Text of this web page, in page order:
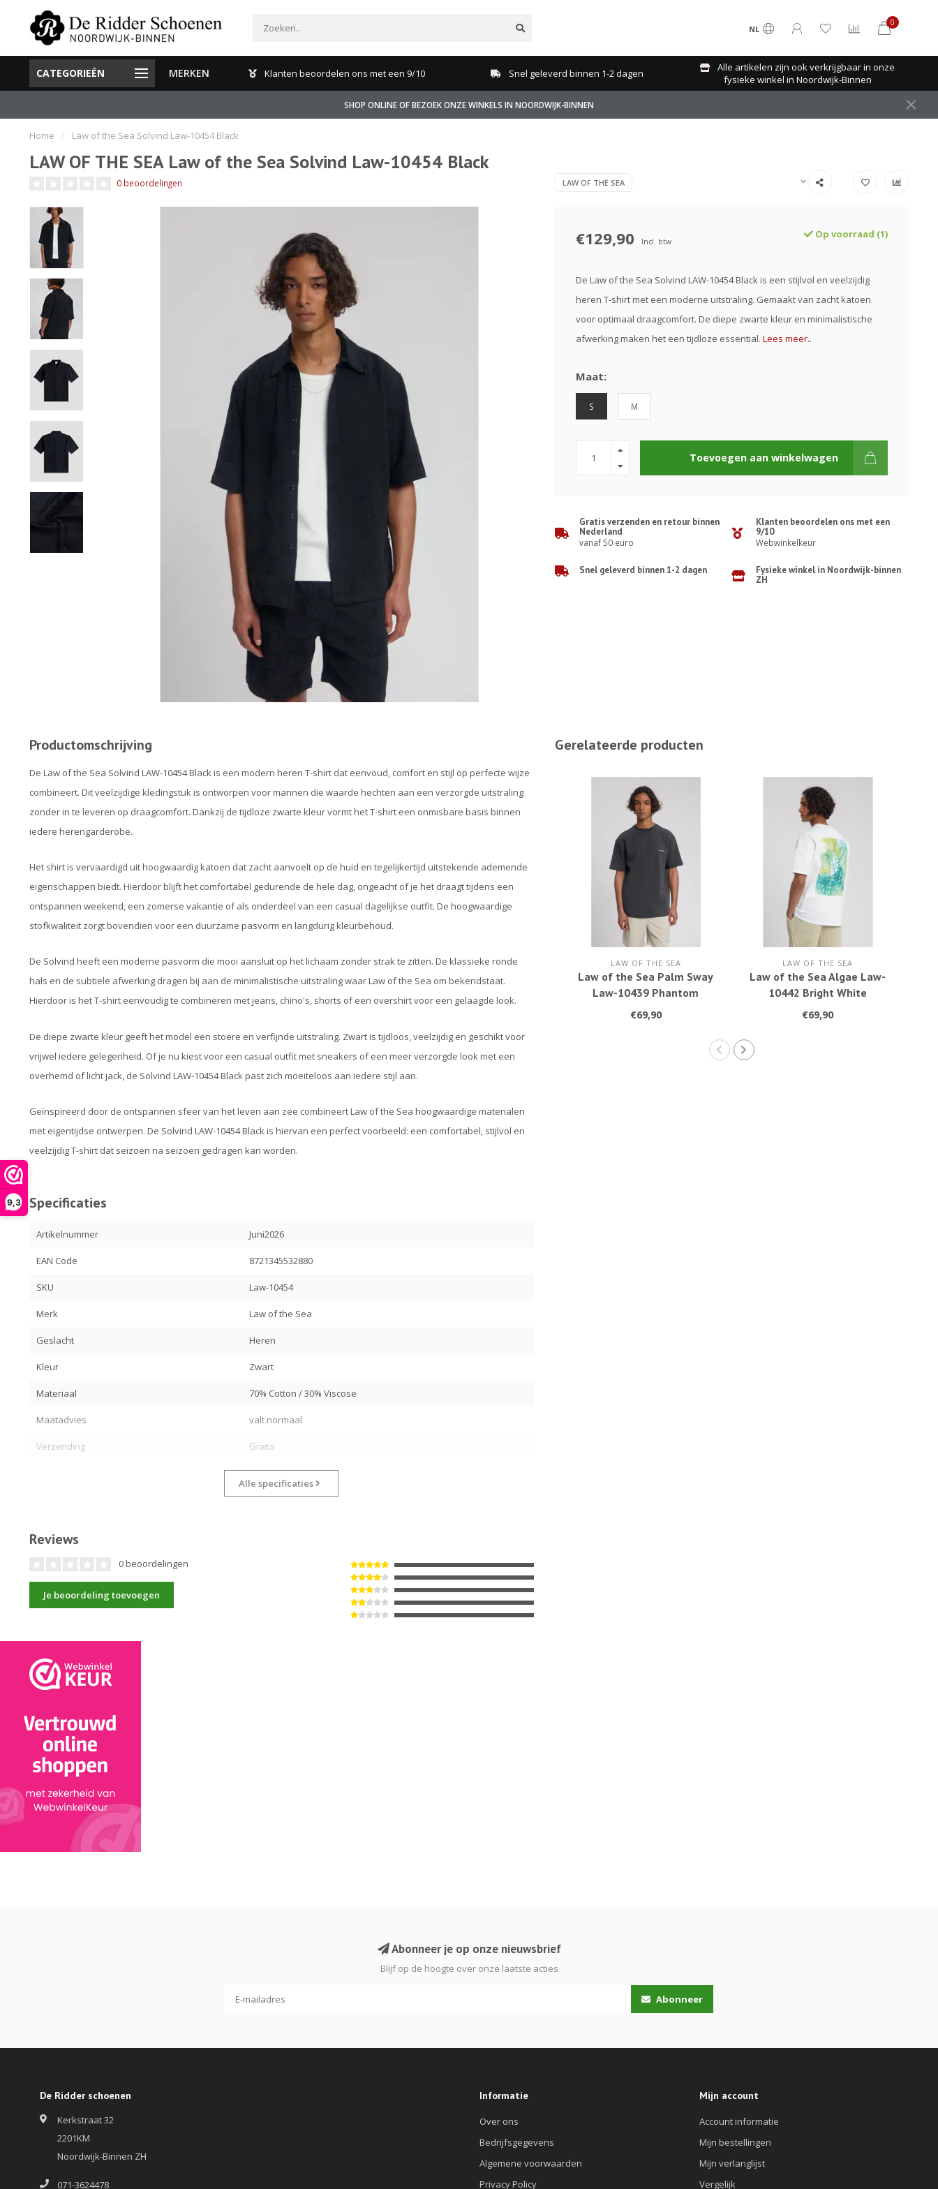
9,3
NL
0
CATEGORIEËN MERKEN
Gratis verzenden en retour binnen Nederland Klanten beoordelen ons met een 9/10 Snel geleverd binnen 1-2 dagen
Alle artikelen zijn ook verkrijgbaar in onze
fysieke winkel in Noordwijk-Binnen
SHOP ONLINE OF BEZOEK ONZE WINKELS IN NOORDWIJK-BINNEN
Home / Law of the Sea Solvind Law-10454 Black
LAW OF THE SEA Law of the Sea Solvind Law-10454 Black
0 beoordelingen LAW OF THE SEA
€129,90 Incl. btw
Op voorraad (1)
De Law of the Sea Solvind LAW-10454 Black is een stijlvol en veelzijdig
heren T-shirt met een moderne uitstraling. Gemaakt van zacht katoen
voor optimaal draagcomfort. De diepe zwarte kleur en minimalistische
afwerking maken het een tijdloze essential. Lees meer..
Maat:
S M
Toevoegen aan winkelwagen
Gratis verzenden en retour binnen
Nederland
vanaf 50 euro
Klanten beoordelen ons met een
9/10
Webwinkelkeur
Snel geleverd binnen 1-2 dagen
Fysieke winkel in Noordwijk-binnen
ZH
Productomschrijving
De Law of the Sea Solvind LAW-10454 Black is een modern heren T-shirt dat eenvoud, comfort en stijl op perfecte wijze
combineert. Dit veelzijdige kledingstuk is ontworpen voor mannen die waarde hechten aan een verzorgde uitstraling
zonder in te leveren op draagcomfort. Dankzij de tijdloze zwarte kleur vormt het T-shirt een onmisbare basis binnen
iedere herengarderobe.
Het shirt is vervaardigd uit hoogwaardig katoen dat zacht aanvoelt op de huid en tegelijkertijd uitstekende ademende
eigenschappen biedt. Hierdoor blijft het comfortabel gedurende de hele dag, ongeacht of je het draagt tijdens een
ontspannen weekend, een zomerse vakantie of als onderdeel van een casual dagelijkse outfit. De hoogwaardige
stofkwaliteit zorgt bovendien voor een duurzame pasvorm en langdurig kleurbehoud.
De Solvind heeft een moderne pasvorm die mooi aansluit op het lichaam zonder strak te zitten. De klassieke ronde
hals en de subtiele afwerking dragen bij aan de minimalistische uitstraling waar Law of the Sea om bekendstaat.
Hierdoor is het T-shirt eenvoudig te combineren met jeans, chino's, shorts of een overshirt voor een gelaagde look.
De diepe zwarte kleur geeft het model een stoere en verfijnde uitstraling. Zwart is tijdloos, veelzijdig en geschikt voor
vrijwel iedere gelegenheid. Of je nu kiest voor een casual outfit met sneakers of een meer verzorgde look met een
overhemd of licht jack, de Solvind LAW-10454 Black past zich moeiteloos aan iedere stijl aan.
Geïnspireerd door de ontspannen sfeer van het leven aan zee combineert Law of the Sea hoogwaardige materialen
met eigentijdse ontwerpen. De Solvind LAW-10454 Black is hiervan een perfect voorbeeld: een comfortabel, stijlvol en
veelzijdig T-shirt dat seizoen na seizoen gedragen kan worden.
Specificaties
Artikelnummer Juni2026
EAN Code 8721345532880
SKU Law-10454
Merk Law of the Sea
Geslacht Heren
Kleur Zwart
Materiaal 70% Cotton / 30% Viscose
Maatadvies valt normaal
Verzending Gratis
Alle specificaties
Reviews
0 beoordelingen
Je beoordeling toevoegen
Gerelateerde producten
LAW OF THE SEA
Law of the Sea Palm Sway
Law-10439 Phantom
€69,90
LAW OF THE SEA
Law of the Sea Algae Law-
10442 Bright White
€69,90
Abonneer je op onze nieuwsbrief
Blijf op de hoogte over onze laatste acties
Abonneer
De Ridder schoenen
Kerkstraat 32
2201KM
Noordwijk-Binnen ZH
071-3624478
Informatie
Over ons
Bedrijfsgegevens
Algemene voorwaarden
Privacy Policy
Mijn account
Account informatie
Mijn bestellingen
Mijn verlanglijst
Vergelijk